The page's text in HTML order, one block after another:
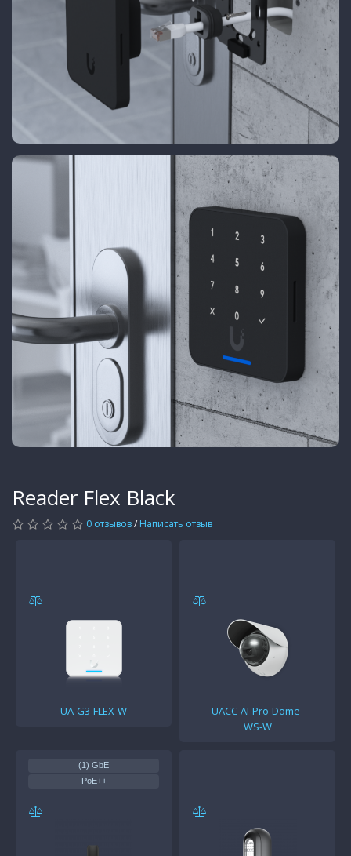
Reader Flex Black
0 отзывов/ Написать отзыв
UA-G3-FLEX-W
UACC-AI-Pro-Dome-
WS-W
(1) GbE
PoE++